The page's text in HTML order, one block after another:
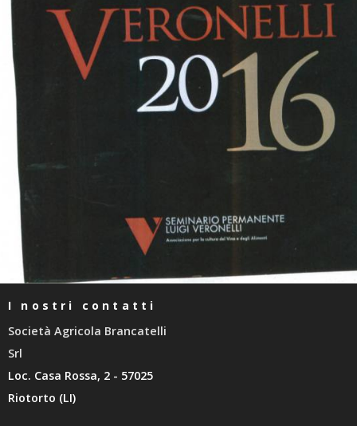
I nostri contatti
Società Agricola Brancatelli
Srl
Loc. Casa Rossa, 2 - 57025
Riotorto (LI)